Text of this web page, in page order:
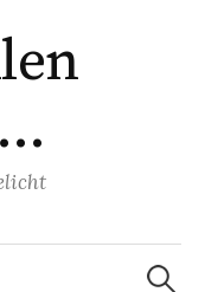
Zoeken
naar: